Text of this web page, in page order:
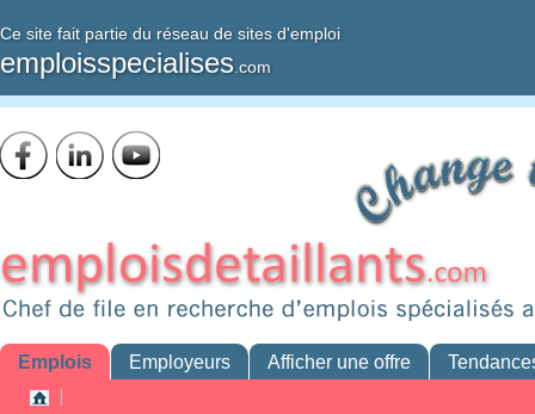
Ce site fait partie du réseau de sites d'emploi
emploisspecialises .com
Emplois Employeurs Afficher une offre